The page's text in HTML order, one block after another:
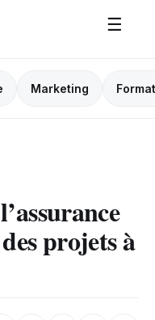
☰
Marketing
projets à